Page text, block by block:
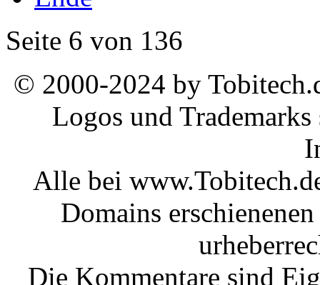
Seite 6 von 136
© 2000-2024 by
Logos und
Alle bei
Domains
Die Kommentare sind